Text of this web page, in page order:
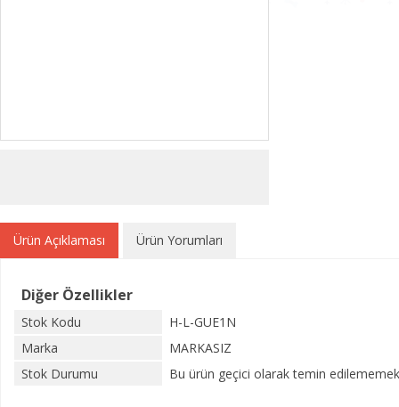
Ürün Açıklaması Ürün Yorumları
Diğer Özellikler
Stok Kodu
H-L-GUE1N
Marka
MARKASIZ
Stok Durumu
Bu ürün geçici olarak temin